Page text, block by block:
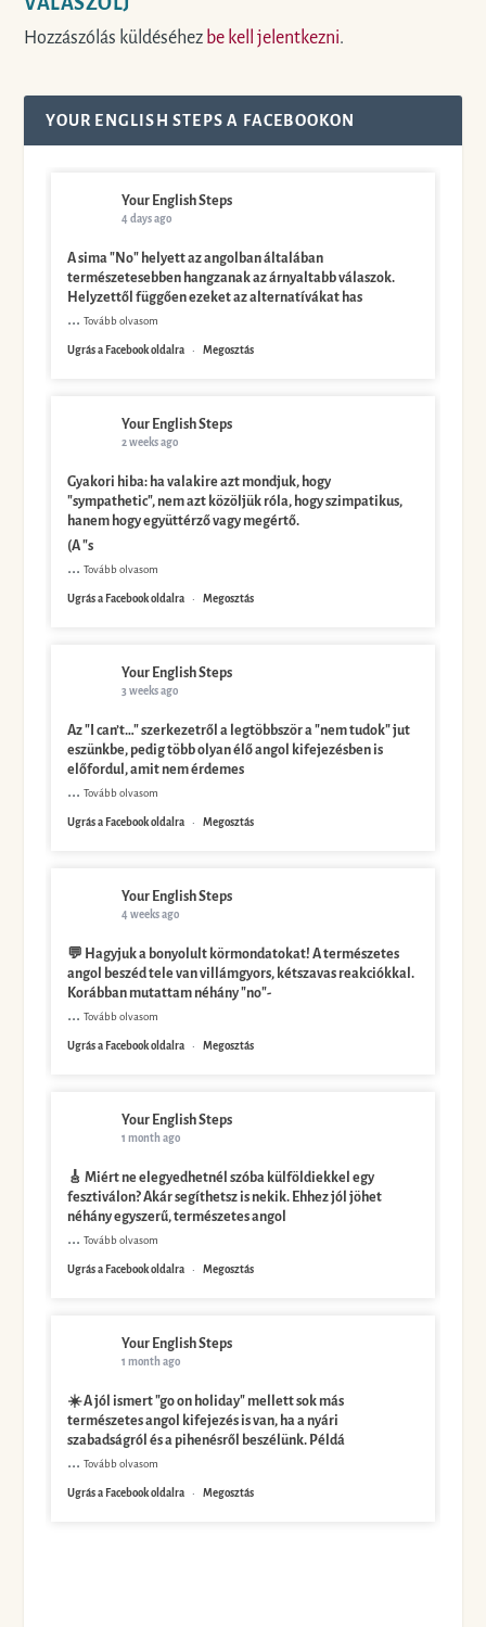
Hozzászólás küldéséhez be kell jelentkezni.
YOUR ENGLISH STEPS A FACEBOOKON
Your English Steps
4 days ago
A sima "No" helyett az angolban általában
természetesebben hangzanak az árnyaltabb válaszok.
Helyzettől függően ezeket az alternatívákat has
...Tovább olvasom
Ugrás a Facebook oldalra · Megosztás
Your English Steps
2 weeks ago
Gyakori hiba: ha valakire azt mondjuk, hogy
"sympathetic", nem azt közöljük róla, hogy szimpatikus,
hanem hogy együttérző vagy megértő.
(A "s
...Tovább olvasom
Ugrás a Facebook oldalra · Megosztás
Your English Steps
3 weeks ago
Az "I can’t…" szerkezetről a legtöbbször a "nem tudok" jut
eszünkbe, pedig több olyan élő angol kifejezésben is
előfordul, amit nem érdemes
...Tovább olvasom
Ugrás a Facebook oldalra · Megosztás
Your English Steps
4 weeks ago
💬 Hagyjuk a bonyolult körmondatokat! A természetes
angol beszéd tele van villámgyors, kétszavas reakciókkal.
Korábban mutattam néhány "no"-
...Tovább olvasom
Ugrás a Facebook oldalra · Megosztás
Your English Steps
1 month ago
🎸 Miért ne elegyedhetnél szóba külföldiekkel egy
fesztiválon? Akár segíthetsz is nekik. Ehhez jól jöhet
néhány egyszerű, természetes angol
...Tovább olvasom
Ugrás a Facebook oldalra · Megosztás
Your English Steps
1 month ago
☀️ A jól ismert "go on holiday" mellett sok más
természetes angol kifejezés is van, ha a nyári
szabadságról és a pihenésről beszélünk. Példá
...Tovább olvasom
Ugrás a Facebook oldalra · Megosztás